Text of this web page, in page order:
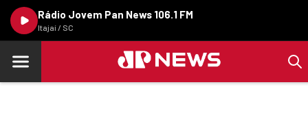
Rádio Jovem Pan News 106.1 FM
Itajaí / SC